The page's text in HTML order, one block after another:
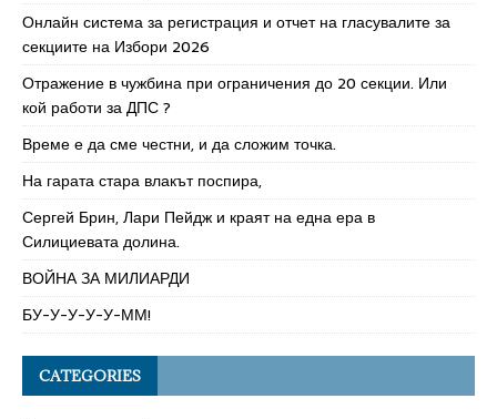
Онлайн система за регистрация и отчет на гласувалите за
секциите на Избори 2026
Отражение в чужбина при ограничения до 20 секции. Или
кой работи за ДПС ?
Време е да сме честни, и да сложим точка.
На гарата стара влакът поспира,
Сергей Брин, Лари Пейдж и краят на една ера в
Силициевата долина.
ВОЙНА ЗА МИЛИАРДИ
БУ-У-У-У-У-ММ!
CATEGORIES